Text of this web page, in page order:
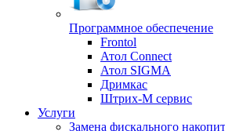
Программное обеспечение
Frontol
Атол Connect
Атол SIGMA
Дримкас
Штрих-М сервис
Услуги
Замена фискального